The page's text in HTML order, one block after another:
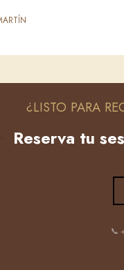
¿LISTO PARA
Reserva tu
📞